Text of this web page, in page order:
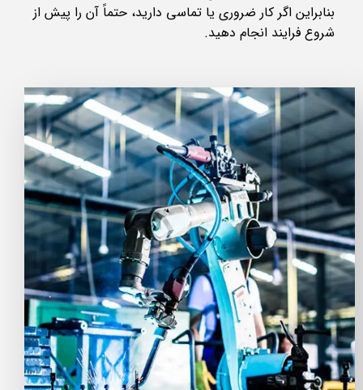
بنابراین اگر کار ضروری یا تماسی دارید، حتماً آن را پیش از
شروع فرایند انجام دهید.